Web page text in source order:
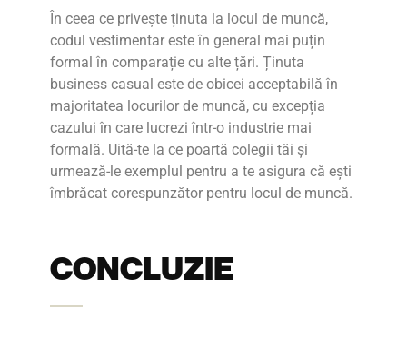
În ceea ce privește ținuta la locul de muncă,
codul vestimentar este în general mai puțin
formal în comparație cu alte țări. Ținuta
business casual este de obicei acceptabilă în
majoritatea locurilor de muncă, cu excepția
cazului în care lucrezi într-o industrie mai
formală. Uită-te la ce poartă colegii tăi și
urmează-le exemplul pentru a te asigura că ești
îmbrăcat corespunzător pentru locul de muncă.
CONCLUZIE